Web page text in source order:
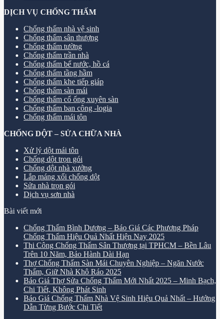
DỊCH VỤ CHỐNG THẤM
Chống thấm nhà vệ sinh
Chống thấm sân thượng
Chống thấm tường
Chống thấm trần nhà
Chống thấm bể nước, hồ cá
Chống thấm tầng hầm
Chống thấm khe tiếp giáp
Chống thấm sàn mái
Chống thấm cổ ống xuyên sàn
Chống thấm ban công -logia
Chống thấm mái tôn
CHỐNG DỘT – SỬA CHỮA NHÀ
Xử lý dột mái tôn
Chống dột trọn gói
Chống dột nhà xưởng
Lắp máng xối chống dột
Sửa nhà trọn gói
Dịch vụ sơn nhà
Bài viết mới
Chống Thấm Bình Dương – Báo Giá Các Phương Pháp
Chống Thấm Hiệu Quả Nhất Hiện Nay 2025
Thi Công Chống Thấm Sân Thượng tại TPHCM – Bền Lâu
Trên 10 Năm, Bảo Hành Dài Hạn
Thợ Chống Thấm Sàn Mái Chuyên Nghiệp – Ngăn Nước
Thấm, Giữ Nhà Khô Ráo 2025
Báo Giá Thợ Sửa Chống Thấm Mới Nhất 2025 – Minh Bạch,
Chi Tiết, Không Phát Sinh
Báo Giá Chống Thấm Nhà Vệ Sinh Hiệu Quả Nhất – Hướng
Dẫn Từng Bước Chi Tiết